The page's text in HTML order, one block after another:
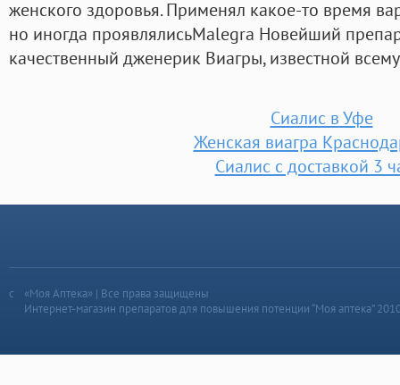
женского здоровья. Применял какое-то время
но иногда проявлялисьMalegra Новейший
качественный дженерик Виагры, известной
Сиалис в Уфе
Женская виагра
Сиалис с доставкой 3
«Моя Аптека» | Все права защищены
Интернет-магазин препаратов для повышения потенции “Моя аптека”